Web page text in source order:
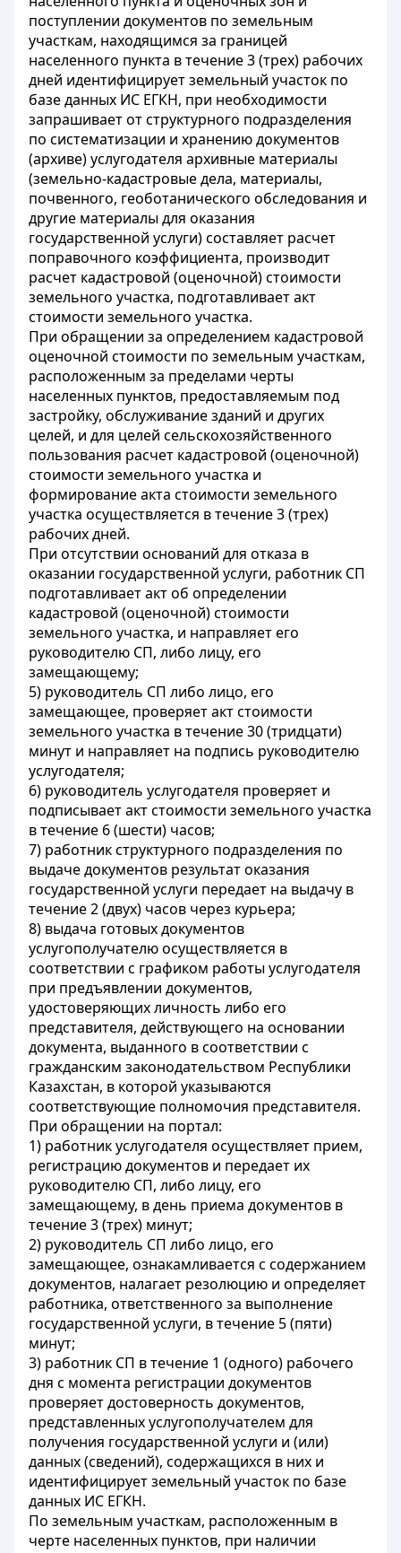
поступлении документов по земельным
участкам, находящимся за границей
населенного пункта в течение 3 (трех) рабочих
дней идентифицирует земельный участок по
базе данных ИС ЕГКН, при необходимости
запрашивает от структурного подразделения
по систематизации и хранению документов
(архиве) услугодателя архивные материалы
(земельно-кадастровые дела, материалы,
почвенного, геоботанического обследования и
другие материалы для оказания
государственной услуги) составляет расчет
поправочного коэффициента, производит
расчет кадастровой (оценочной) стоимости
земельного участка, подготавливает акт
стоимости земельного участка.
При обращении за определением кадастровой
оценочной стоимости по земельным участкам,
расположенным за пределами черты
населенных пунктов, предоставляемым под
застройку, обслуживание зданий и других
целей, и для целей сельскохозяйственного
пользования расчет кадастровой (оценочной)
стоимости земельного участка и
формирование акта стоимости земельного
участка осуществляется в течение 3 (трех)
рабочих дней.
При отсутствии оснований для отказа в
оказании государственной услуги, работник СП
подготавливает акт об определении
кадастровой (оценочной) стоимости
земельного участка, и направляет его
руководителю СП, либо лицу, его
замещающему;
5) руководитель СП либо лицо, его
замещающее, проверяет акт стоимости
земельного участка в течение 30 (тридцати)
минут и направляет на подпись руководителю
услугодателя;
6) руководитель услугодателя проверяет и
подписывает акт стоимости земельного участка
в течение 6 (шести) часов;
7) работник структурного подразделения по
выдаче документов результат оказания
государственной услуги передает на выдачу в
течение 2 (двух) часов через курьера;
8) выдача готовых документов
услугополучателю осуществляется в
соответствии с графиком работы услугодателя
при предъявлении документов,
удостоверяющих личность либо его
представителя, действующего на основании
документа, выданного в соответствии с
гражданским законодательством Республики
Казахстан, в которой указываются
соответствующие полномочия представителя.
При обращении на портал:
1) работник услугодателя осуществляет прием,
регистрацию документов и передает их
руководителю СП, либо лицу, его
замещающему, в день приема документов в
течение 3 (трех) минут;
2) руководитель СП либо лицо, его
замещающее, ознакамливается с содержанием
документов, налагает резолюцию и определяет
работника, ответственного за выполнение
государственной услуги, в течение 5 (пяти)
минут;
3) работник СП в течение 1 (одного) рабочего
дня с момента регистрации документов
проверяет достоверность документов,
представленных услугополучателем для
получения государственной услуги и (или)
данных (сведений), содержащихся в них и
идентифицирует земельный участок по базе
данных ИС ЕГКН.
По земельным участкам, расположенным в
черте населенных пунктов, при наличии